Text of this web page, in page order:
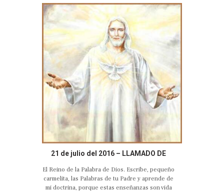
21 de julio del 2016 – LLAMADO DE
TIERNO Y MISERICORDIOSO
El Reino de la Palabra de Dios. Escribe, pequeño
carmelita, las Palabras de tu Padre y aprende de
mi doctrina, porque estas enseñanzas son vida